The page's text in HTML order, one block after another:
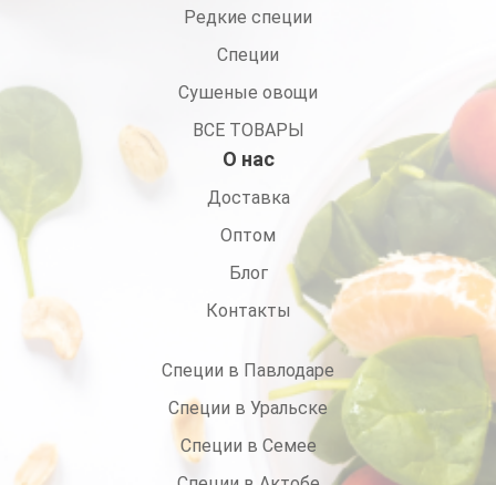
Редкие специи
Специи
Сушеные овощи
ВСЕ ТОВАРЫ
О нас
Доставка
Оптом
Блог
Контакты
Специи в Павлодаре
Специи в Уральске
Специи в Семее